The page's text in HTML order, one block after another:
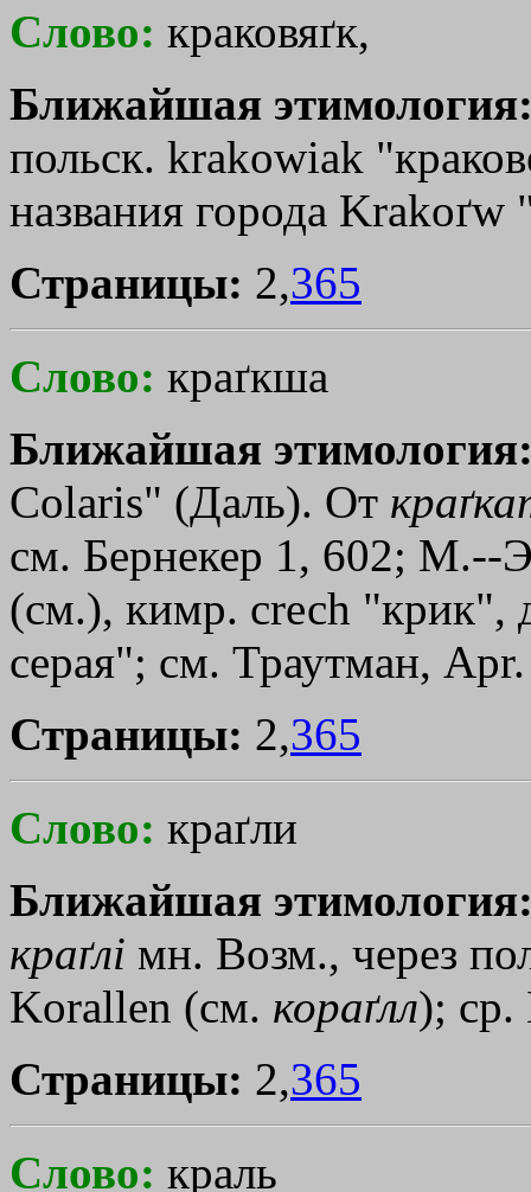
Слово: краковяґк,
Ближайшая
польск. krakowiak
названия города Krakoґw
Страницы: 2,365
Слово: краґкша
Ближайшая
Colaris" (Даль). От
см. Бернекер 1, 602; М.--
(см.), кимр. сrесh "крик",
серая"; см. Траутман,
Страницы: 2,365
Слово: краґли
Ближайшая
краґлi мн. Возм., через
Korallen (см. кораґлл); ср.
Страницы: 2,365
Слово: краль